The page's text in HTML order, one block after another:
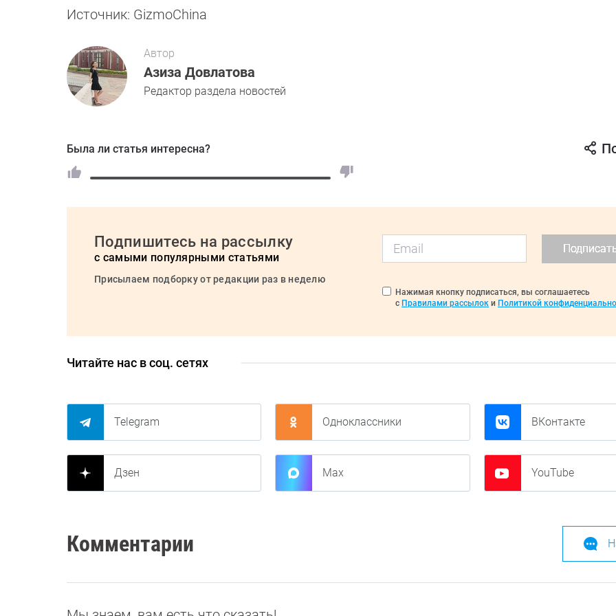
Источник: GizmoChina
Автор
Азиза Довлатова
Редактор раздела новостей
Была ли статья интересна?
Подпишитесь на рассылку
с самыми популярными статьями
Присылаем подборку от редакции раз в неделю
Нажимая кнопку подписаться, вы соглашаетесь
с Правилами рассылок и Политикой
Читайте нас в соц. сетях
Telegram Одноклассники ВКонтакте
Дзен Max YouTube
Комментарии